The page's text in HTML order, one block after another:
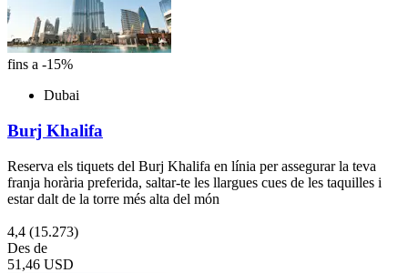
fins a -15%
Dubai
Burj Khalifa
Reserva els tiquets del Burj Khalifa en línia per assegurar la teva
franja horària preferida, saltar-te les llargues cues de les taquilles i
estar dalt de la torre més alta del món
4,4 (15.273)
Des de
51,46 USD